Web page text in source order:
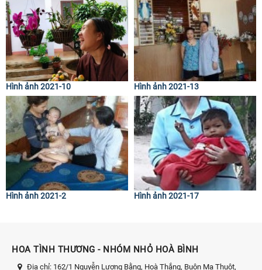
Hình ảnh 2021-10 Hình ảnh 2021-13
Hình ảnh 2021-2 Hình ảnh 2021-17
HOA TÌNH THƯƠNG - NHÓM NHỎ HOÀ BÌNH
Địa chỉ: 162/1 Nguyễn Lương Bằng, Hoà Thắng, Buôn Ma Thuột,